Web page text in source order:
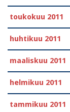
toukokuu 2011
huhtikuu 2011
maaliskuu 2011
helmikuu 2011
tammikuu 2011